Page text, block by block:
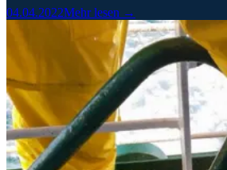
04.04.2022Mehr lesen →